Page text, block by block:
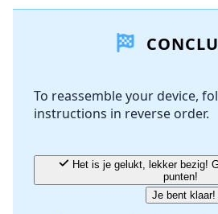
Voeg opmerking toe
Annuleren
To reassemble your device,
instructions in reverse order.
punten!
Je bent klaar!